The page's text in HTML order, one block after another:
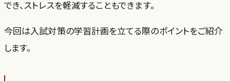
でき、ストレスを軽減することもできます。
今回は入試対策の学習計画を立てる際のポイントをご紹介
します。